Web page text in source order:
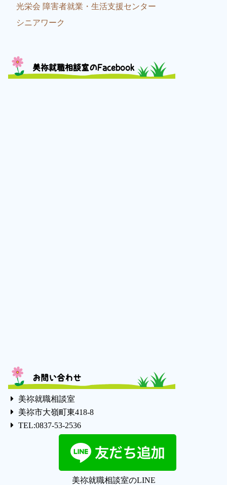
光栄会 障害者就業・生活支援センター
シニアワーク
美祢就職相談室のFacebook
お問い合わせ
美祢就職相談室
美祢市大嶺町東418-8
TEL:0837-53-2536
美祢就職相談室のLINE